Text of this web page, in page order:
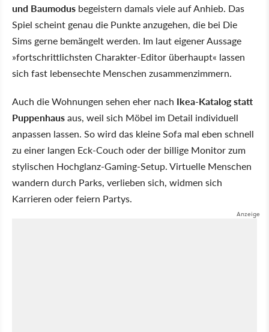
und Baumodus begeistern damals viele auf Anhieb. Das
Spiel scheint genau die Punkte anzugehen, die bei Die
Sims gerne bemängelt werden. Im laut eigener Aussage
fortschrittlichsten Charakter-Editor überhaupt lassen
sich fast lebensechte Menschen zusammenzimmern.
Auch die Wohnungen sehen eher nach Ikea-Katalog statt
Puppenhausaus, weil sich Möbel im Detail individuell
anpassen lassen. So wird das kleine Sofa mal eben schnell
zu einer langen Eck-Couch oder der billige Monitor zum
stylischen Hochglanz-Gaming-Setup. Virtuelle Menschen
wandern durch Parks, verlieben sich, widmen sich
Karrieren oder feiern Partys.